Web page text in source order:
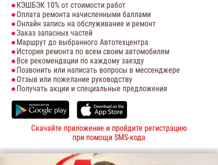
КЭШБЭК 10% от стоимости работ
Оплата ремонта начисленными баллами
Онлайн запись на обслуживание и ремонт
Заказ запасных частей
Маршрут до выбранного Автотехцентра
История ремонта по всем своим автомобилям
Все рекомендации по каждому заезду
Позвонить или написать вопросы в мессенджере
Отзыв или пожелание руководству
Получать акции и специальные предложения
Скачайте приложение и пройдите регистрацию
при помощи SMS-кода